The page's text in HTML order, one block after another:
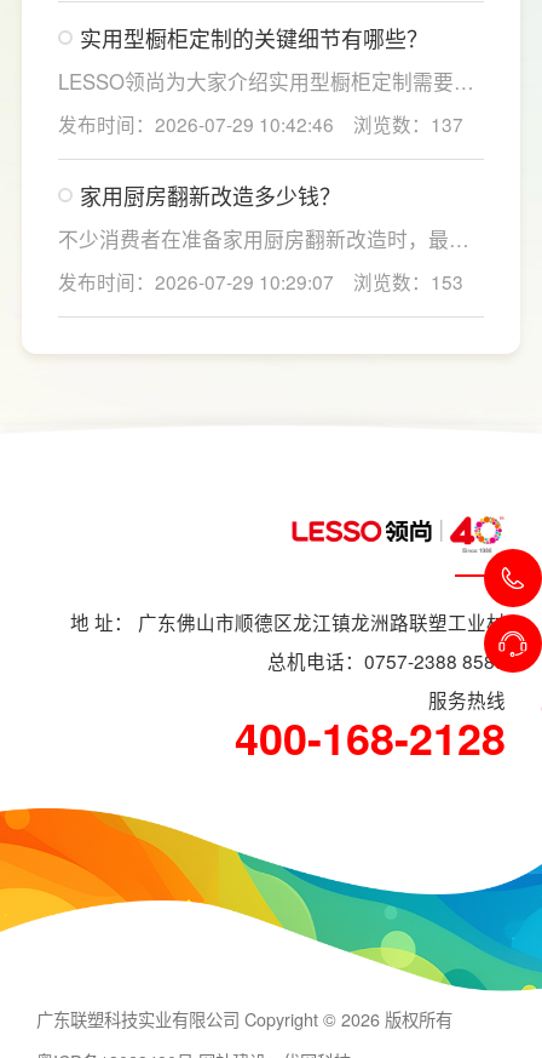
合常住人口多、用水需求大的家庭，比如三口
及以上之家，或是经常泡茶、冲奶、清洗果
蔬，需要持续大量净水的用户。小户型、单人
居住、日常用水量少的家庭，无需盲目追求超
大通量，避免功能过剩造成浪费。
实用型橱柜定制的关键细节有哪些？
LESSO领尚为大家介绍实用型橱柜定制需要关
注的几个关键细节：实用型橱柜定制应结合厨
房面积和家庭烹饪习惯进行规划，合理划分
洗、切、炒动线，提升下厨效率；同时充分利
用吊柜、地柜、高柜等收纳空间，并配置抽屉
分区、拉篮、转角收纳等功能设计，提高空间
利用率。
发布时间：2026-07-29 10:42:46 浏览数：137
家用厨房翻新改造多少钱？
不少消费者在准备家用厨房翻新改造时，最关
心的问题莫过于“家用厨房翻新改造多少钱”，接
下来LESSO领尚为大家解答一下。事实上，厨
房改造费用并没有统一标准，通常会受到改造
范围、空间面积、材料品质、功能配置以及是
发布时间：2026-07-29 10:29:07 浏览数：153
地 址： 广东佛山市顺德区龙江镇龙洲路联塑工业村
总机电话：0757-2388 8588
服务热线
400-168-2128
广东联塑科技实业有限公司 Copyright © 2026 版权所有